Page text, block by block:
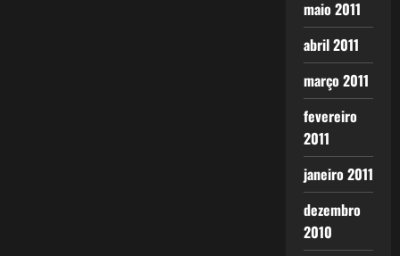
maio 2011
abril 2011
março 2011
fevereiro
2011
janeiro 2011
dezembro
2010